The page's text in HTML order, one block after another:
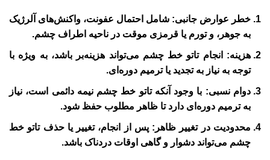
خطر عوارض جانبی: شامل احتمال عفونت، واکنش‌های آلرژیک
به جوهر، و تورم یا قرمزی موقت در ناحیه اطراف چشم.
هزینه: انجام تاتو خط چشم می‌تواند هزینه‌بر باشد، به ویژه با
توجه به نیاز به تجدید یا ترمیم دوره‌ای.
دوام نسبی: با وجود آنکه تاتو خط چشم نیمه دائمی است، نیاز
به ترمیم دوره‌ای دارد تا ظاهر مطلوب حفظ شود.
محدودیت در تغییر ظاهر: پس از انجام، تغییر یا حذف تاتو خط
چشم می‌تواند دشوار و گاهی اوقات دردناک باشد.